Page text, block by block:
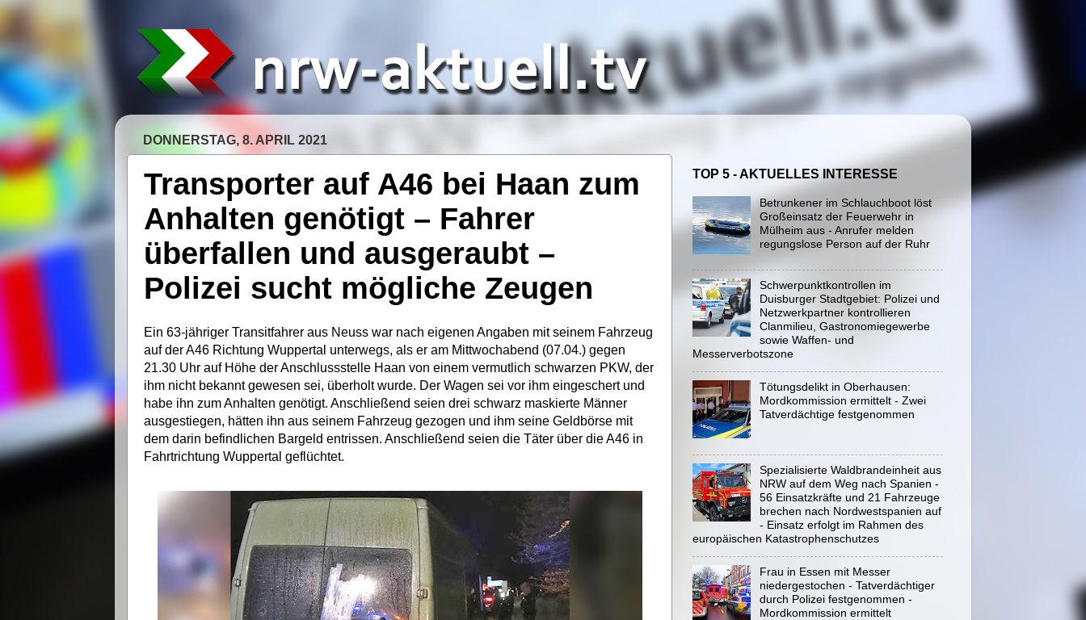
DONNERSTAG, 8. APRIL 2021
Transporter auf A46 bei Haan zum
Anhalten genötigt – Fahrer
überfallen und ausgeraubt –
Polizei sucht mögliche Zeugen
Ein 63-jähriger Transitfahrer aus Neuss war nach eigenen Angaben mit seinem Fahrzeug
auf der A46 Richtung Wuppertal unterwegs, als er am Mittwochabend (07.04.) gegen
21.30 Uhr auf Höhe der Anschlussstelle Haan von einem vermutlich schwarzen PKW, der
ihm nicht bekannt gewesen sei, überholt wurde. Der Wagen sei vor ihm eingeschert und
habe ihn zum Anhalten genötigt. Anschließend seien drei schwarz maskierte Männer
ausgestiegen, hätten ihn aus seinem Fahrzeug gezogen und ihm seine Geldbörse mit
dem darin befindlichen Bargeld entrissen. Anschließend seien die Täter über die A46 in
Fahrtrichtung Wuppertal geflüchtet.
TOP 5 - AKTUELLES INTERESSE
Betrunkener im Schlauchboot löst
Großeinsatz der Feuerwehr in
Mülheim aus - Anrufer melden
regungslose Person auf der Ruhr
Schwerpunktkontrollen im
Duisburger Stadtgebiet: Polizei und
Netzwerkpartner kontrollieren
Clanmilieu, Gastronomiegewerbe
sowie Waffen- und
Messerverbotszone
Tötungsdelikt in Oberhausen:
Mordkommission ermittelt - Zwei
Tatverdächtige festgenommen
Spezialisierte Waldbrandeinheit aus
NRW auf dem Weg nach Spanien -
56 Einsatzkräfte und 21 Fahrzeuge
brechen nach Nordwestspanien auf
- Einsatz erfolgt im Rahmen des
europäischen Katastrophenschutzes
Frau in Essen mit Messer
niedergestochen - Tatverdächtiger
durch Polizei festgenommen -
Mordkommission ermittelt